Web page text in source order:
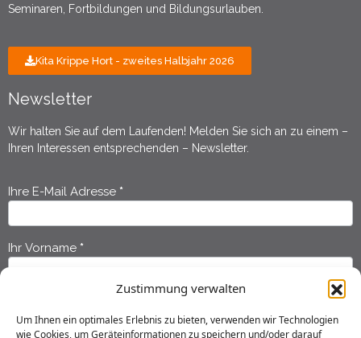
Zustimmung verwalten
Um Ihnen ein optimales Erlebnis zu bieten, verwenden wir Technologien
wie Cookies, um Geräteinformationen zu speichern und/oder darauf
Seminaren, Fortbildungen und Bildungsurlauben.
Kita Krippe Hort - zweites Halbjahr 2026
Newsletter
Wir halten Sie auf dem Laufenden! Melden Sie sich an zu einem –
Ihren Interessen entsprechenden – Newsletter.
Newsletter
Anmeldung
Ihre E-Mail Adresse *
Ihr Vorname *